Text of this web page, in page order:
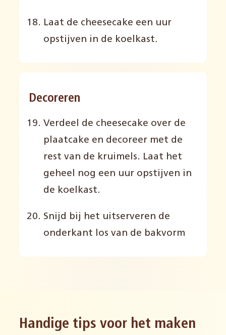
Laat de cheesecake een uur
opstijven in de koelkast.
Decoreren
Verdeel de cheesecake over de
plaatcake en decoreer met de
rest van de kruimels. Laat het
geheel nog een uur opstijven in
de koelkast.
Snijd bij het uitserveren de
onderkant los van de bakvorm
Handige tips voor het maken